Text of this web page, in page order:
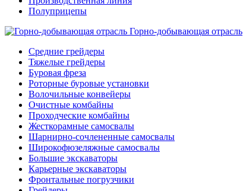
Полуприцепы
Горно-добывающая отрасль
Средние грейдеры
Тяжелые грейдеры
Буровая фреза
Роторные буровые установки
Волочильные конвейеры
Очистные комбайны
Проходческие комбайны
Жесткорамные самосвалы
Шарнирно-сочлененные самосвалы
Широкофюзеляжные самосвалы
Большие экскаваторы
Карьерные экскаваторы
Фронтальные погрузчики